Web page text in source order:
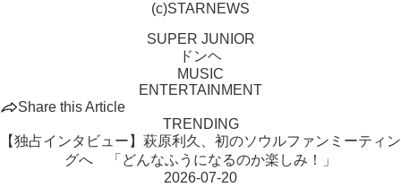
(c)STARNEWS
SUPER JUNIOR
ドンヘ
MUSIC
ENTERTAINMENT
Share this Article
TRENDING
【独占インタビュー】萩原利久、初のソウルファンミーティン
グへ 「どんなふうになるのか楽しみ！」
2026-07-20